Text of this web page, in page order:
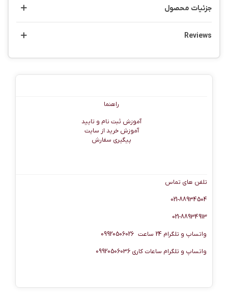
جزئیات محصول
Reviews
راهنما
آموزش ثبت نام و تایید
آموزش خرید از سایت
پیگیری سفارش
تلفن های تماس
021-88934504
021-88934913
واتساپ و تلگرام 24 ساعت 09920506026
واتساپ و تلگرام ساعات کاری 09920506036